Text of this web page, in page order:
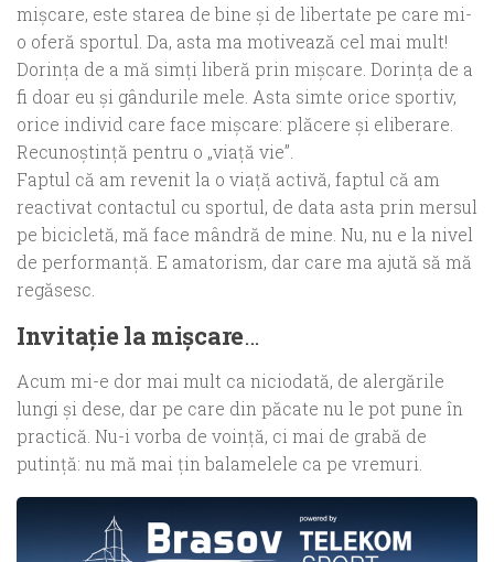
mișcare, este starea de bine şi de libertate pe care mi-
o oferă sportul. Da, asta ma motivează cel mai mult!
Dorința de a mă simți liberă prin mișcare. Dorința de a
fi doar eu și gândurile mele. Asta simte orice sportiv,
orice individ care face mișcare: plăcere și eliberare.
Recunoștință pentru o „viaţă vie”.
Faptul că am revenit la o viaţă activă, faptul că am
reactivat contactul cu sportul, de data asta prin mersul
pe bicicletă, mă face mândră de mine. Nu, nu e la nivel
de performanţă. E amatorism, dar care ma ajută să mă
regăsesc.
Invitaţie la mişcare…
Acum mi-e dor mai mult ca niciodată, de alergările
lungi şi dese, dar pe care din păcate nu le pot pune în
practică. Nu-i vorba de voinţă, ci mai de grabă de
putinţă: nu mă mai ţin balamelele ca pe vremuri.